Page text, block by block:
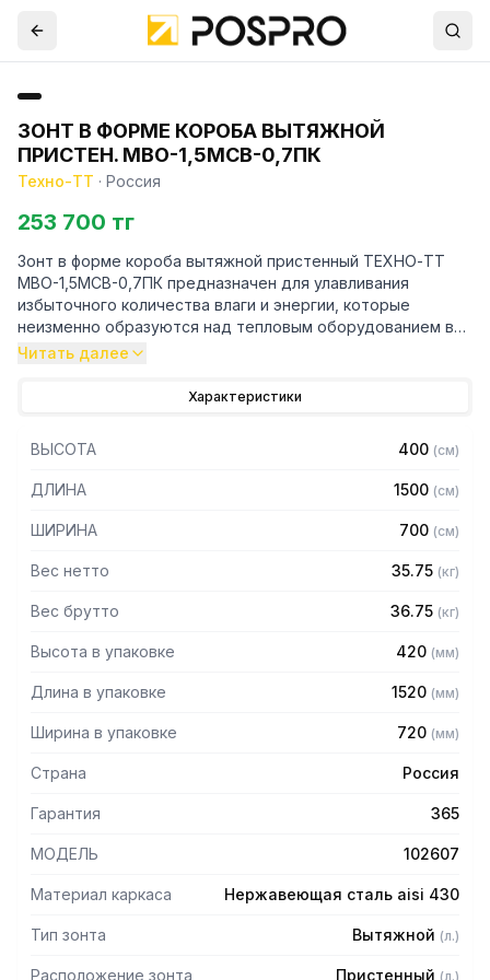
ЗОНТ В ФОРМЕ КОРОБА ВЫТЯЖНОЙ
ПРИСТЕН. МВО-1,5МСВ-0,7ПК
Техно-ТТ · Россия
253 700 тг
Зонт в форме короба вытяжной пристенный ТЕХНО-ТТ
МВО-1,5МСВ-0,7ПК предназначен для улавливания
избыточного количества влаги и энергии, которые
неизменно образуются над тепловым оборудованием в
процессе готовки.
Кроме того, зонт втягивает в себя продукты сгорания и
оборудование формирует микроклимат в помещении и
защищает сотрудников горячего цеха.
Особенности:
— Вытяжной пристенный в форме короба
— Материал: нержавеющая сталь AISI 430 толщиной
— С лабиринтными фильтрами (жироуловителями)
Читать далее
Характеристики
ВЫСОТА 400 (см)
ДЛИНА 1500 (см)
ШИРИНА 700 (см)
Вес нетто 35.75 (кг)
Вес брутто 36.75 (кг)
Высота в упаковке 420 (мм)
Длина в упаковке 1520 (мм)
Ширина в упаковке 720 (мм)
Страна Россия
Гарантия 365
МОДЕЛЬ 102607
Материал каркаса Нержавеющая сталь aisi 430
Тип зонта Вытяжной (л.)
Расположение зонта Пристенный (л.)